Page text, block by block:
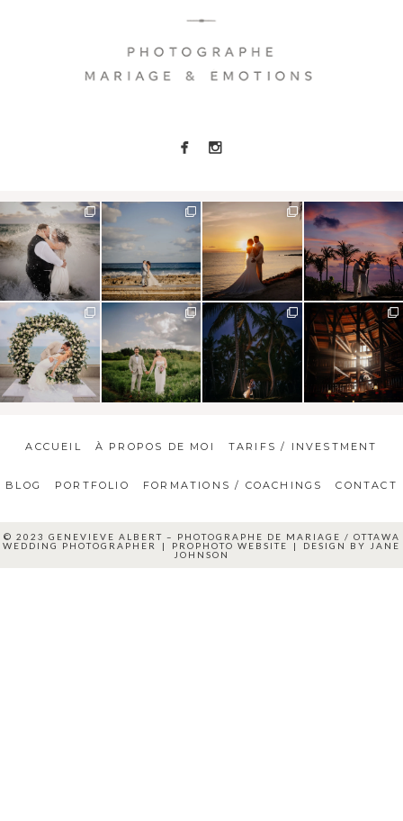
ACCUEIL À PROPOS DE MOI TARIFS / INVESTMENT
BLOG PORTFOLIO FORMATIONS / COACHINGS CONTACT
© 2023 GENEVIEVE ALBERT – PHOTOGRAPHE DE MARIAGE / OTTAWA
WEDDING PHOTOGRAPHER
| PROPHOTO WEBSITE | DESIGN BY
JANE
JOHNSON